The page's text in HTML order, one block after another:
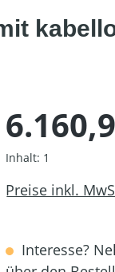
Inhalt: 1
Preise inkl.
Interesse?